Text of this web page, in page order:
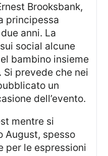
Brooksbank,
principessa
anni. La
social alcune
bambino insieme
prevede che nei
un
dell’evento.
August, spesso
per le espressioni